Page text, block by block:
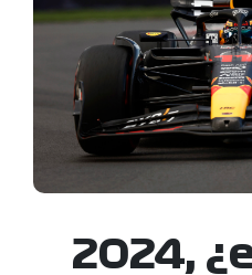
2024,